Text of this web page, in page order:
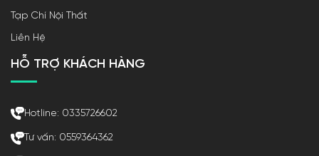
Tạp Chí Nội Thất
Liên Hệ
HỖ TRỢ KHÁCH HÀNG
Hotline: 0335726602
Tư vấn: 0559364362